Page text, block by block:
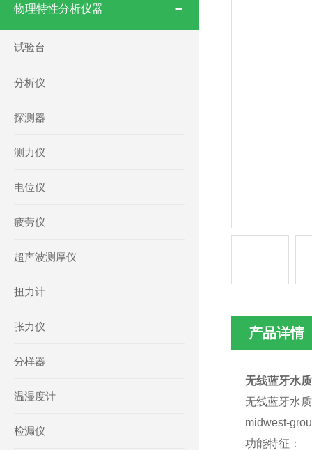
物理特性分析仪器
试验台
分析仪
探测器
测力仪
电位仪
疲劳仪
超声波测厚仪
扭力计
张力仪
分样器
温湿度计
检漏仪
产品详情
无线蓝牙水
无线蓝牙水
midwest-
功能特征：